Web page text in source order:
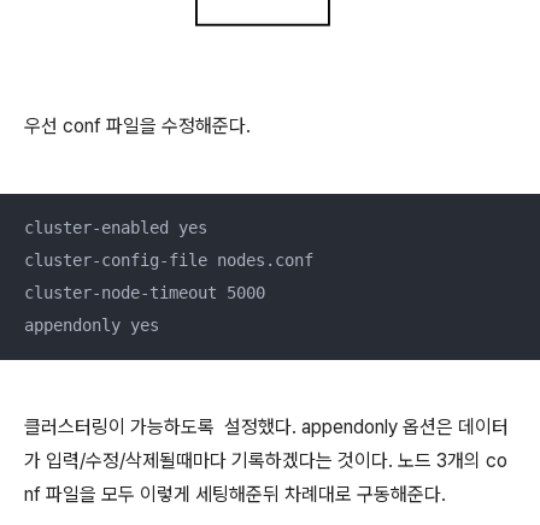
우선 conf 파일을 수정해준다.
cluster-enabled yes
cluster-config-file nodes.conf
cluster-node-timeout 5000
appendonly yes
클러스터링이 가능하도록 설정했다. appendonly 옵션은 데이터
가 입력/수정/삭제될때마다 기록하겠다는 것이다. 노드 3개의 co
nf 파일을 모두 이렇게 세팅해준뒤 차례대로 구동해준다.